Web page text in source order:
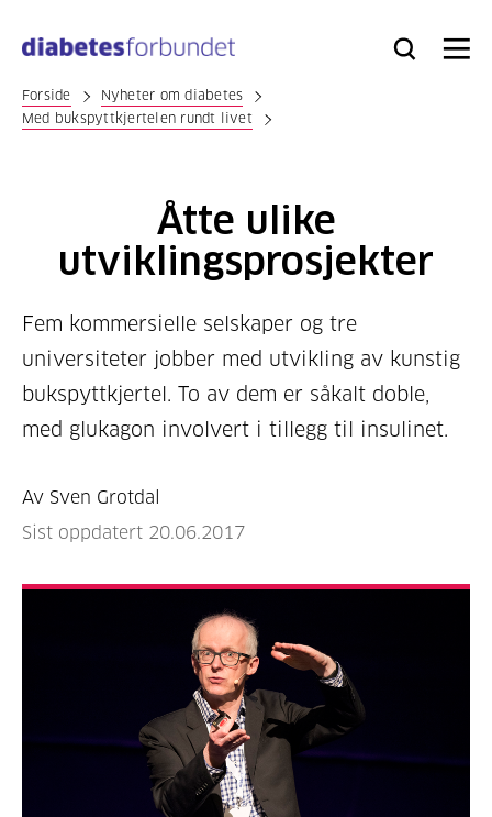
hovedinnhold
Bli
Logg
Søk Meny
Forside
Nyheter om diabetes
Med bukspyttkjertelen rundt livet
Åtte ulike
utviklingsprosjekter
Fem kommersielle selskaper og tre
universiteter jobber med utvikling av kunstig
bukspyttkjertel. To av dem er såkalt doble,
med glukagon involvert i tillegg til insulinet.
Av Sven Grotdal
Sist oppdatert 20.06.2017